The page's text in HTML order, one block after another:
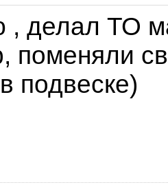
, делал ТО
поменяли
подвеске)